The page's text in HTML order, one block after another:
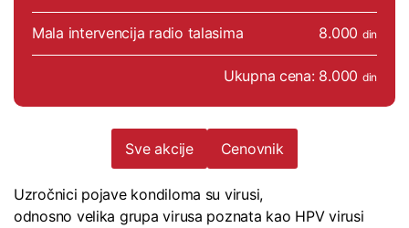
Mala intervencija radio talasima 8.000 din
Ukupna cena: 8.000 din
Sve akcije Cenovnik
Uzročnici pojave kondiloma su virusi,
odnosno velika grupa virusa poznata kao HPV virusi